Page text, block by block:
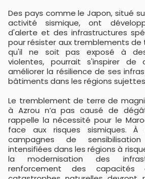
Des pays comme le Japon, situé
activité sismique, ont
d'alerte et des infrastructures
pour résister aux tremblements de
qu'il ne soit pas exposé à
violentes, pourrait s'inspirer de
améliorer la résilience de ses
bâtiments dans les régions
Le tremblement de terre de
à Azrou n’a pas causé de
rappelle la nécessité pour le
face aux risques sismiques.
campagnes de
intensifiées dans les régions à
la modernisation des
renforcement des